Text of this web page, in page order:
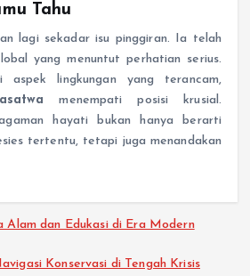
Tahu
lagi sekadar isu pinggiran. Ia telah
yang menuntut perhatian serius.
lingkungan yang terancam,
menempati posisi krusial.
hayati bukan hanya berarti
tertentu, tetapi juga menandakan
Alam dan Edukasi di Era Modern
Konservasi di Tengah Krisis